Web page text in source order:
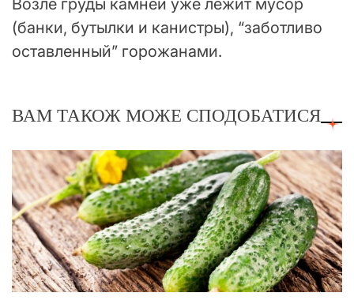
Возле груды камней уже лежит мусор
(банки, бутылки и канистры), “заботливо
оставленный” горожанами.
ВАМ ТАКОЖ МОЖЕ СПОДОБАТИСЯ